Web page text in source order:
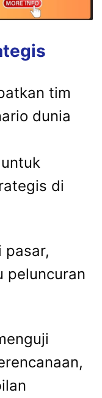
tim
dunia
di
pasar,
peluncuran